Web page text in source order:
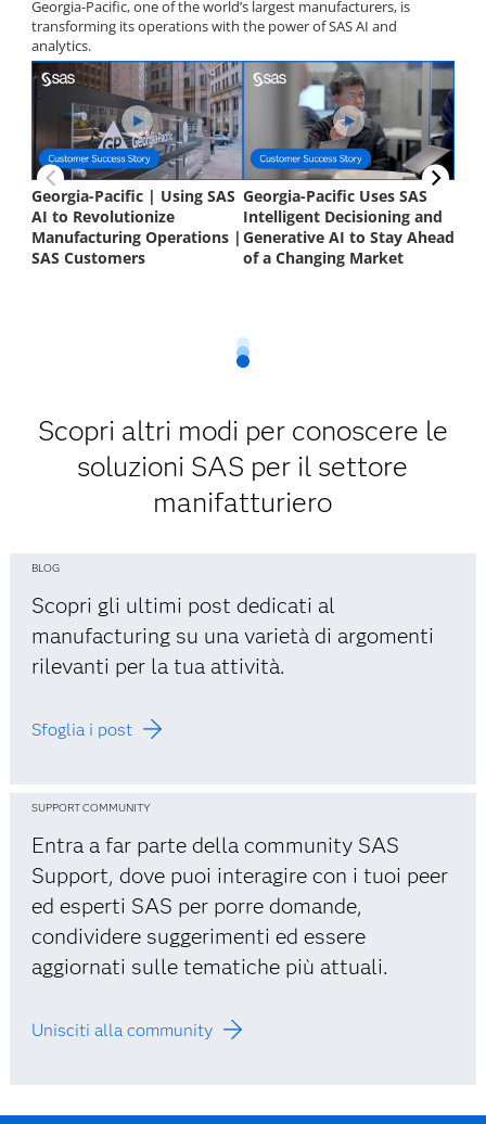
Scopri altri modi per conoscere le
soluzioni SAS per il settore
manifatturiero
BLOG
Scopri gli ultimi post dedicati al
manufacturing su una varietà di argomenti
rilevanti per la tua attività.
Sfoglia i post
SUPPORT COMMUNITY
Entra a far parte della community SAS
Support, dove puoi interagire con i tuoi peer
ed esperti SAS per porre domande,
condividere suggerimenti ed essere
aggiornati sulle tematiche più attuali.
Unisciti alla community